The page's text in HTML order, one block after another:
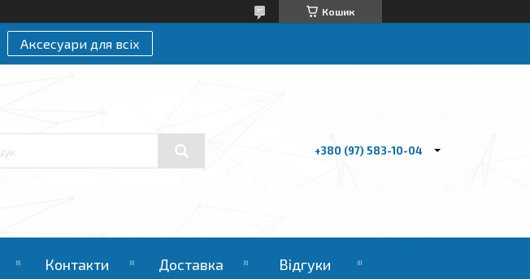
Кошик
Аксесуари для всіх
+380 (97) 583-10-04
Контакти Доставка Відгуки